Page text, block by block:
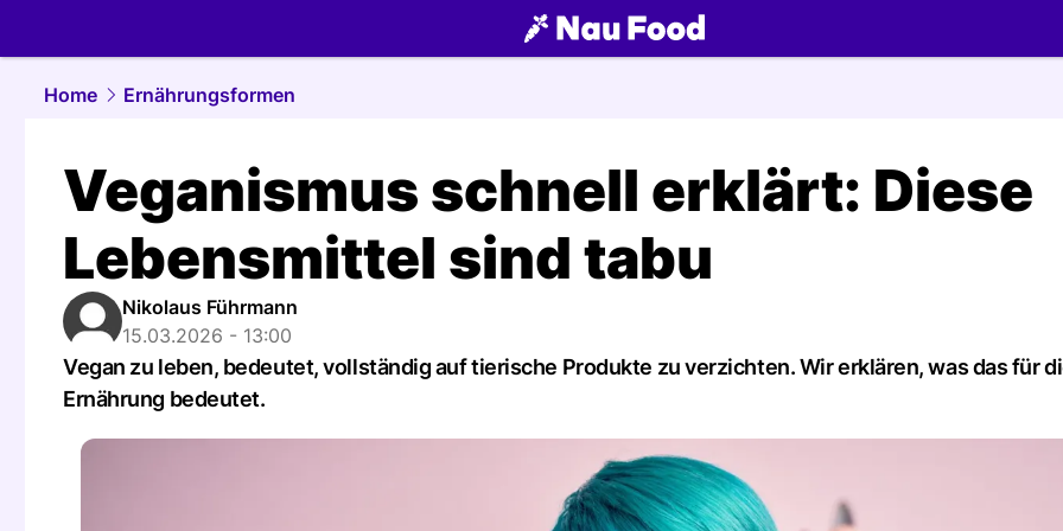
food.NAU.ch
Home
Ernährungsformen
Veganismus schnell erklärt: Diese
Lebensmittel sind tabu
Nikolaus Führmann
15.03.2026 - 13:00
Vegan zu leben, bedeutet, vollständig auf tierische Produkte zu verzichten. Wir erklären, was das für
Ernährung bedeutet.